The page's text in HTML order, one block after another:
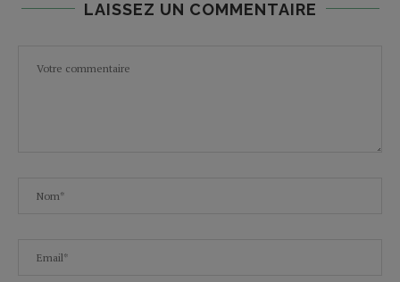
LAISSEZ UN COMMENTAIRE